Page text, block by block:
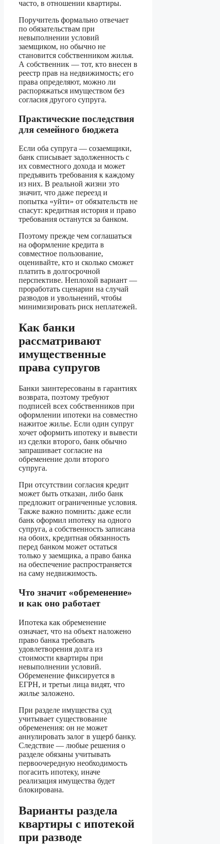
часто, в отношении квартиры.
Поручитель формально отвечает
по обязательствам при
невыполнении условий
заемщиком, но обычно не
становится собственником жилья.
А собственник — тот, кто внесен в
реестр прав на недвижимость; его
права определяют, можно ли
распоряжаться имуществом без
согласия другого супруга.
Практические последствия
для семейного бюджета
Если оба супруга — созаемщики,
банк списывает задолженность с
их совместного дохода и может
предъявить требования к каждому
из них. В реальной жизни это
значит, что даже переезд и
попытка «уйти» от обязательств не
спасут: кредитная история и право
требования останутся за банком.
Поэтому прежде чем соглашаться
на оформление кредита в
совместное пользование,
оценивайте, кто и сколько сможет
платить в долгосрочной
перспективе. Неплохой вариант —
проработать сценарии на случай
разводов и увольнений, чтобы
минимизировать риск неплатежей.
Как банки
рассматривают
имущественные
права супругов
Банки заинтересованы в гарантиях
возврата, поэтому требуют
подписей всех собственников при
оформлении ипотеки на совместно
нажитое жилье. Если один супруг
хочет оформить ипотеку и вывести
из сделки второго, банк обычно
запрашивает согласие на
обременение доли второго
супруга.
При отсутствии согласия кредит
может быть отказан, либо банк
предложит ограниченные условия.
Также важно помнить: даже если
банк оформил ипотеку на одного
супруга, а собственность записана
на обоих, кредитная обязанность
перед банком может остаться
только у заемщика, а право банка
на обеспечение распространяется
на саму недвижимость.
Что значит «обременение»
и как оно работает
Ипотека как обременение
означает, что на объект наложено
право банка требовать
удовлетворения долга из
стоимости квартиры при
невыполнении условий.
Обременение фиксируется в
ЕГРН, и третьи лица видят, что
жилье заложено.
При разделе имущества суд
учитывает существование
обременения: он не может
аннулировать залог в ущерб банку.
Следствие — любые решения о
разделе обязаны учитывать
первоочередную необходимость
погасить ипотеку, иначе
реализация имущества будет
блокирована.
Варианты раздела
квартиры с ипотекой
при разводе